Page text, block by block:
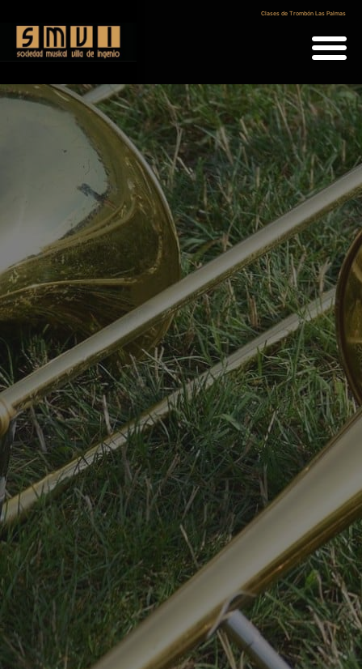
Clases de Trombón Las Palmas